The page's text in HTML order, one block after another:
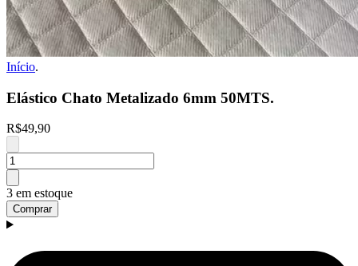
Início.
Elástico Chato Metalizado 6mm 50MTS.
R$49,90
3 em estoque
Comprar